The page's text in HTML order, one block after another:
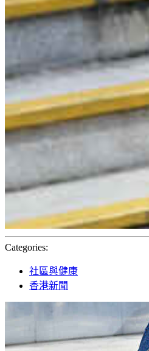
Categories:
社區與健康
香港新聞